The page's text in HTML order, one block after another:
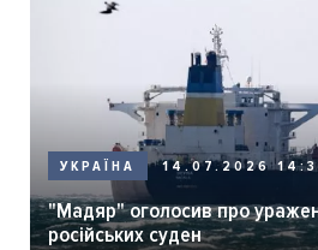
УКРАЇНА 14.07.2026
"Мадяр" оголосив про
російських суден